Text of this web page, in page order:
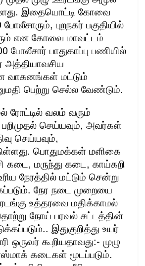
இதையொட்டி கோவை
புறநகர் பகுதியில்
என கோவை மாவட்டம்
போலீசார் பாதுகாப்பு பணியில்
அத்தியாவசிய
வாகனங்கள் மட்டும்
பெற்று செல்ல வேண்டும்.
ரோட்டில் வலம் வரும்
செய்யவும், அவர்கள்
செய்யவும்,
பொதுமக்கள் மளிகை
மருந்து கடை, காய்கறி
நேரத்தில் மட்டும் சென்று
நேர நடை முறையை
உத்தரவை மதிக்காமல்
நோய் பரவல் சட்டத்தின்
இதுகுறித்து உயர்
ஒருவர் கூறியதாவது:- முழு
கடைகள் மூடப்படும்.